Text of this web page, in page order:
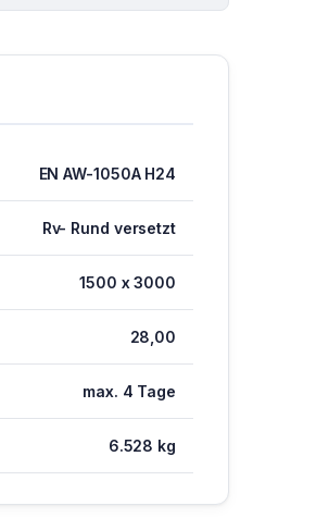
EN AW-1050A H24
Rv- Rund versetzt
1500 x 3000
28,00
max. 4 Tage
6.528 kg